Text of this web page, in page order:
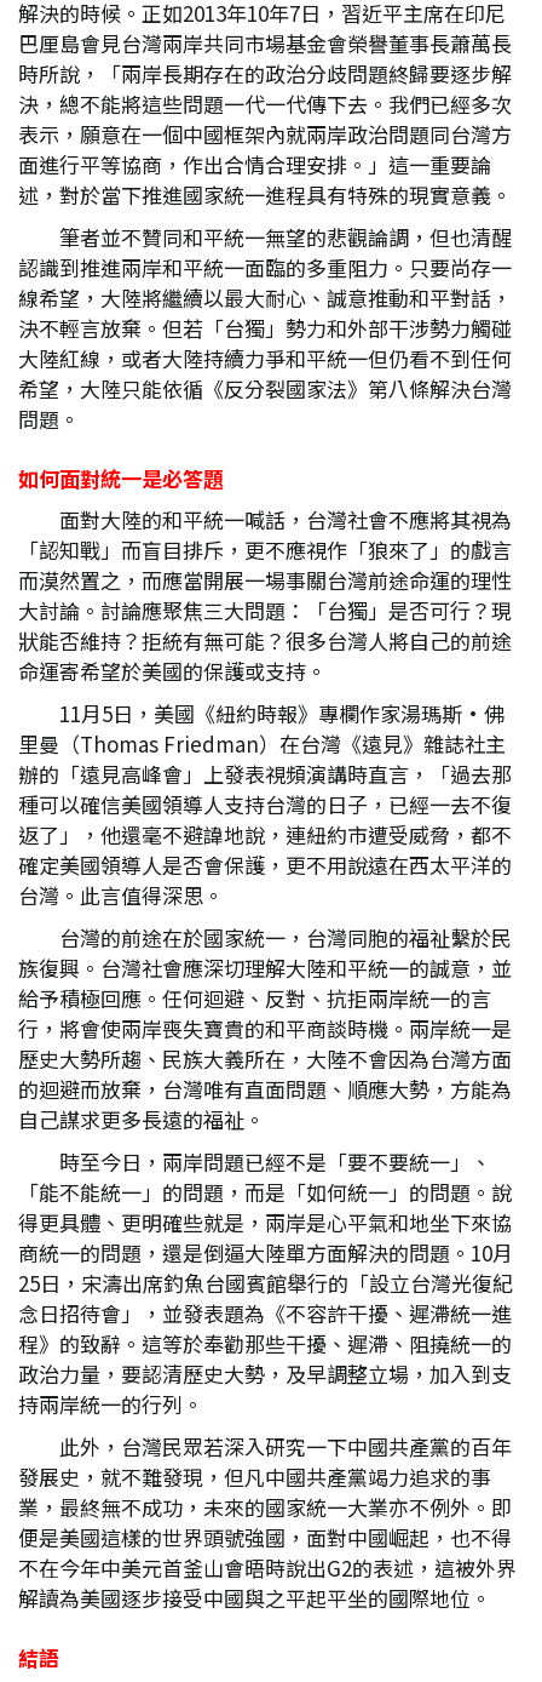
解決的時候。正如2013年10年7日，習近平主席在印尼
巴厘島會見台灣兩岸共同市場基金會榮譽董事長蕭萬長
時所說，「兩岸長期存在的政治分歧問題終歸要逐步解
決，總不能將這些問題一代一代傳下去。我們已經多次
表示，願意在一個中國框架內就兩岸政治問題同台灣方
面進行平等協商，作出合情合理安排。」這一重要論
述，對於當下推進國家統一進程具有特殊的現實意義。
筆者並不贊同和平統一無望的悲觀論調，但也清醒
認識到推進兩岸和平統一面臨的多重阻力。只要尚存一
線希望，大陸將繼續以最大耐心、誠意推動和平對話，
決不輕言放棄。但若「台獨」勢力和外部干涉勢力觸碰
大陸紅線，或者大陸持續力爭和平統一但仍看不到任何
希望，大陸只能依循《反分裂國家法》第八條解決台灣
問題。
如何面對統一是必答題
面對大陸的和平統一喊話，台灣社會不應將其視為
「認知戰」而盲目排斥，更不應視作「狼來了」的戲言
而漠然置之，而應當開展一場事關台灣前途命運的理性
大討論。討論應聚焦三大問題：「台獨」是否可行？現
狀能否維持？拒統有無可能？很多台灣人將自己的前途
命運寄希望於美國的保護或支持。
11月5日，美國《紐約時報》專欄作家湯瑪斯•佛
里曼（Thomas Friedman）在台灣《遠見》雜誌社主
辦的「遠見高峰會」上發表視頻演講時直言，「過去那
種可以確信美國領導人支持台灣的日子，已經一去不復
返了」，他還毫不避諱地說，連紐約市遭受威脅，都不
確定美國領導人是否會保護，更不用說遠在西太平洋的
台灣。此言值得深思。
台灣的前途在於國家統一，台灣同胞的福祉繫於民
族復興。台灣社會應深切理解大陸和平統一的誠意，並
給予積極回應。任何迴避、反對、抗拒兩岸統一的言
行，將會使兩岸喪失寶貴的和平商談時機。兩岸統一是
歷史大勢所趨、民族大義所在，大陸不會因為台灣方面
的迴避而放棄，台灣唯有直面問題、順應大勢，方能為
自己謀求更多長遠的福祉。
時至今日，兩岸問題已經不是「要不要統一」、
「能不能統一」的問題，而是「如何統一」的問題。說
得更具體、更明確些就是，兩岸是心平氣和地坐下來協
商統一的問題，還是倒逼大陸單方面解決的問題。10月
25日，宋濤出席釣魚台國賓館舉行的「設立台灣光復紀
念日招待會」，並發表題為《不容許干擾、遲滯統一進
程》的致辭。這等於奉勸那些干擾、遲滯、阻撓統一的
政治力量，要認清歷史大勢，及早調整立場，加入到支
持兩岸統一的行列。
此外，台灣民眾若深入研究一下中國共產黨的百年
發展史，就不難發現，但凡中國共產黨竭力追求的事
業，最終無不成功，未來的國家統一大業亦不例外。即
便是美國這樣的世界頭號強國，面對中國崛起，也不得
不在今年中美元首釜山會晤時說出G2的表述，這被外界
解讀為美國逐步接受中國與之平起平坐的國際地位。
結語